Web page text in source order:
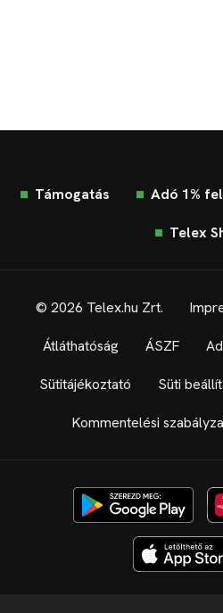
Támogatás Adó 1%
Telex
© 2026 Telex.hu Zrt.
Átláthatóság ÁSZF
Sütitájékoztató Süti
Kommentelési